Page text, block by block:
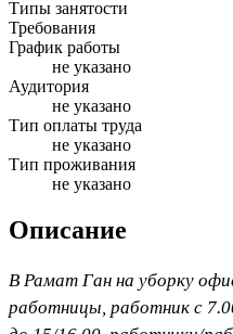
Типы занятости
Требования
График работы
не указано
Аудитория
не указано
Тип оплаты труда
не указано
Тип проживания
не указано
Описание
В Рамат Ган на уборку
работницы, работник с